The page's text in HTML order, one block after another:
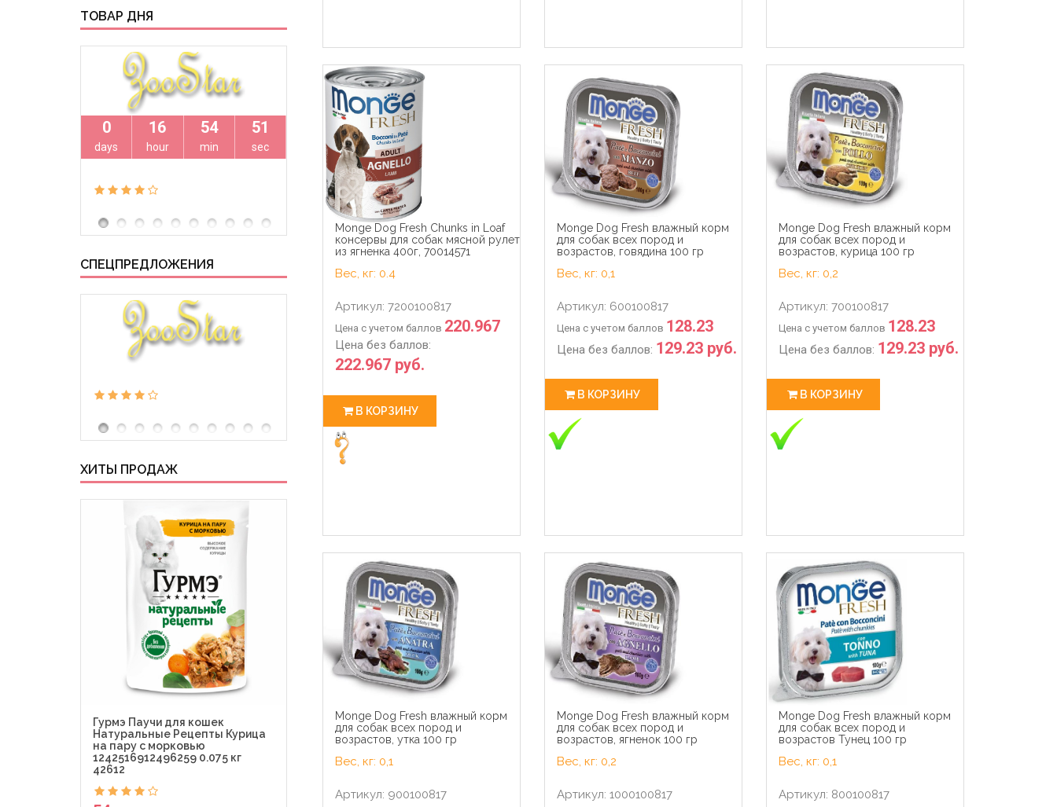
ТОВАР ДНЯ
0
days
16
hour
54
min
50
sec
0
days
16
hour
0
days
16
hour
54
min
0
days
16
hour
54
min
СПЕЦПРЕДЛОЖЕНИЯ
ХИТЫ ПРОДАЖ
Гурмэ Паучи для кошек
Натуральные Рецепты Курица
на пару с морковью
1242516912496259 0.075 кг
42612
Гурмэ Паучи для кошек Желе
Де-Люкс с курицей (Gourmet
Perl) 124250811243974212486926
0.075 кг 41525
54
Royal Canin паучи RC Кусочки в
соусе для кастрированных
кошек 1-7лет (Sterilized)
40950008R040950008R1 0.085
кг 22794
Royal Canin паучи ВВА RC
Консервы паштет для щенков
до 2мес., беременных и
кормящих сук (Starter Mousse)
40770019A0 | Starter Mousse
Monge Dog Fresh Chunks in Loaf
консервы для собак мясной рулет
из ягненка 400г, 70014571
Вес, кг: 0.4
Артикул: 7200100817
Цена с учетом баллов 220.967
Цена без баллов:
222.967 руб.
В КОРЗИНУ
Monge Dog Fresh влажный корм
для собак всех пород и
возрастов, говядина 100 гр
Вес, кг: 0,1
Артикул: 600100817
Цена с учетом баллов 128.23
Цена без баллов: 129.23 руб.
В КОРЗИНУ
Monge Dog Fresh влажный корм
для собак всех пород и
возрастов, курица 100 гр
Вес, кг: 0,2
Артикул: 700100817
Цена с учетом баллов 128.23
Цена без баллов: 129.23 руб.
В КОРЗИНУ
Monge Dog Fresh влажный корм
для собак всех пород и
возрастов, утка 100 гр
Вес, кг: 0,1
Артикул: 900100817
Monge Dog Fresh влажный корм
для собак всех пород и
возрастов, ягненок 100 гр
Вес, кг: 0,2
Артикул: 1000100817
Monge Dog Fresh влажный корм
для собак всех пород и
возрастов Тунец 100 гр
Вес, кг: 0,1
Артикул: 800100817